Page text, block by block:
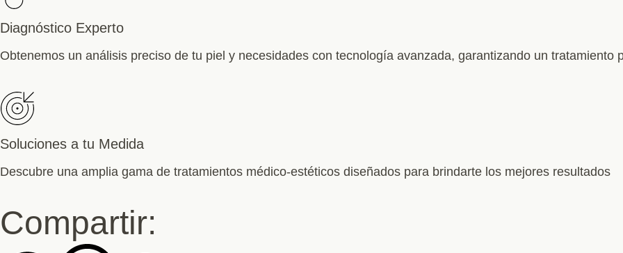
Diagnóstico Experto
Obtenemos un análisis preciso de tu piel y necesidades con tecnología avanzada, garantizando un tratamiento
Soluciones a tu Medida
Descubre una amplia gama de tratamientos médico-estéticos diseñados para brindarte los mejores resultados
Compartir: